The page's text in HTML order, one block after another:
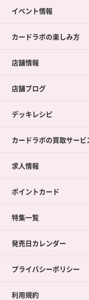
イベント情報
カードラボの楽しみ方
店舗情報
店舗ブログ
デッキレシピ
カードラボの買取サービ
カードラボの買取サービ
店舗買取について
ネット買取について
買取承諾書について
求人情報
ポイントカード
ポイントカードTOP
ポイント交換景品
特集一覧
発売日カレンダー
プライバシーポリシー
利用規約